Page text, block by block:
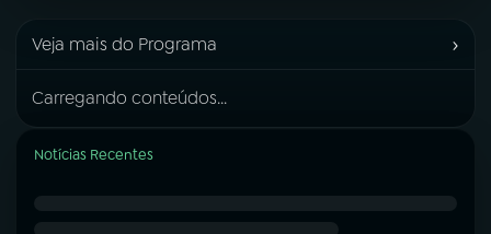
Veja mais do Programa ›
Carregando conteúdos...
Notícias Recentes